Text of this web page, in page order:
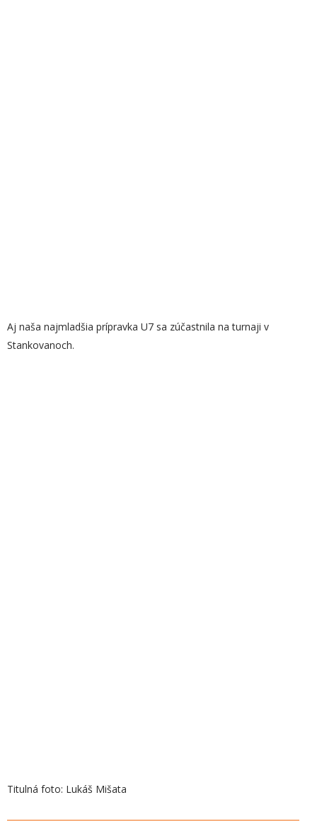
Aj naša najmladšia prípravka U7 sa zúčastnila na turnaji v
Stankovanoch.
Titulná foto: Lukáš Mišata